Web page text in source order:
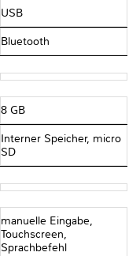
USB
Bluetooth
8 GB
Interner Speicher, micro
SD
manuelle Eingabe,
Touchscreen,
Sprachbefehl